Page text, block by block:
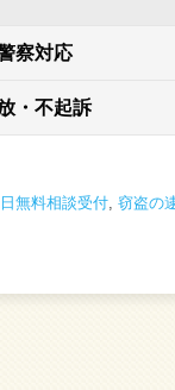
察対応
・不起訴
無料相談受付 窃盗の